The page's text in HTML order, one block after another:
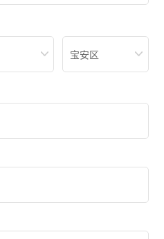
宝安区